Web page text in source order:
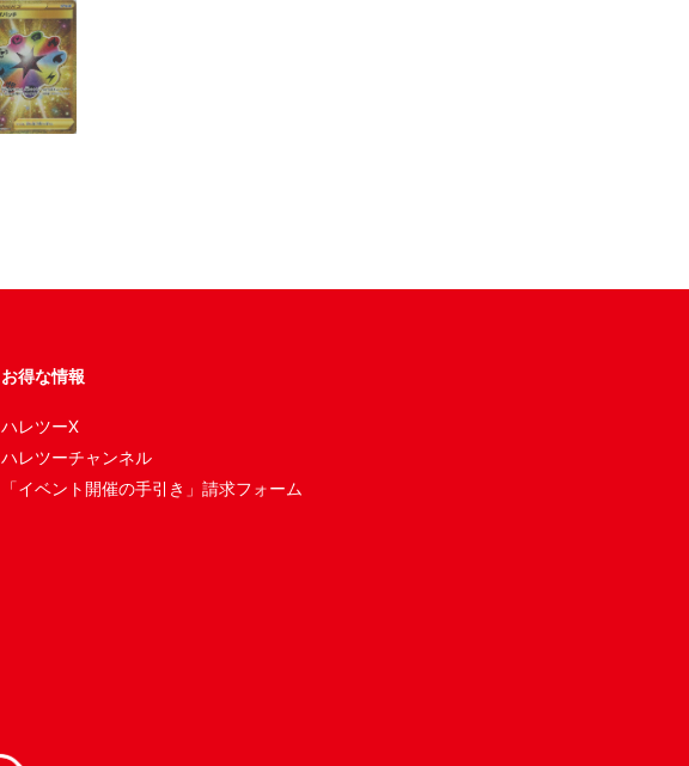
お得な情報
ハレツーX
ハレツーチャンネル
「イベント開催の手引き」請求フォーム